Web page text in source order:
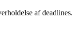
af deadlines.